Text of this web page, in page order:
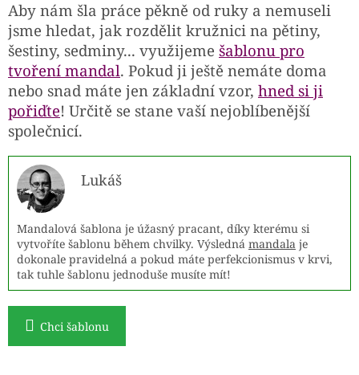
Aby nám šla práce pěkně od ruky a nemuseli
jsme hledat, jak rozdělit kružnici na pětiny,
šestiny, sedminy... využijeme šablonu pro
tvoření mandal. Pokud ji ještě nemáte doma
nebo snad máte jen základní vzor, hned si ji
pořiďte! Určitě se stane vaší nejoblíbenější
společnicí.
L Lukáš
Mandalová šablona je úžasný pracant, díky kterému si
vytvoříte šablonu během chvilky. Výsledná mandala je
dokonale pravidelná a pokud máte perfekcionismus v krvi,
tak tuhle šablonu jednoduše musíte mít!
Chci šablonu